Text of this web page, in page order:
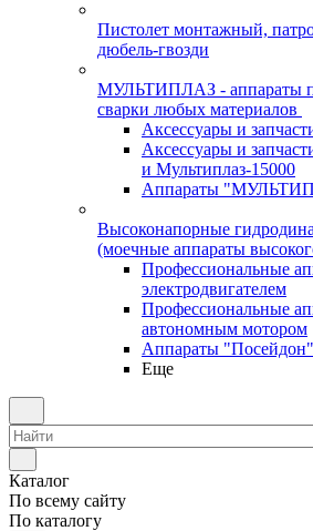
Пистолет монтажный,
дюбель-гвозди
МУЛЬТИПЛАЗ - аппараты
сварки любых материалов
Аксессуары и
Аксессуары и
и Мультиплаз-15000
Аппараты
Высоконапорные
(моечные аппараты
Профессиональные
электродвигателем
Профессиональные
автономным мотором
Аппараты
Еще
Каталог
По всему сайту
По каталогу